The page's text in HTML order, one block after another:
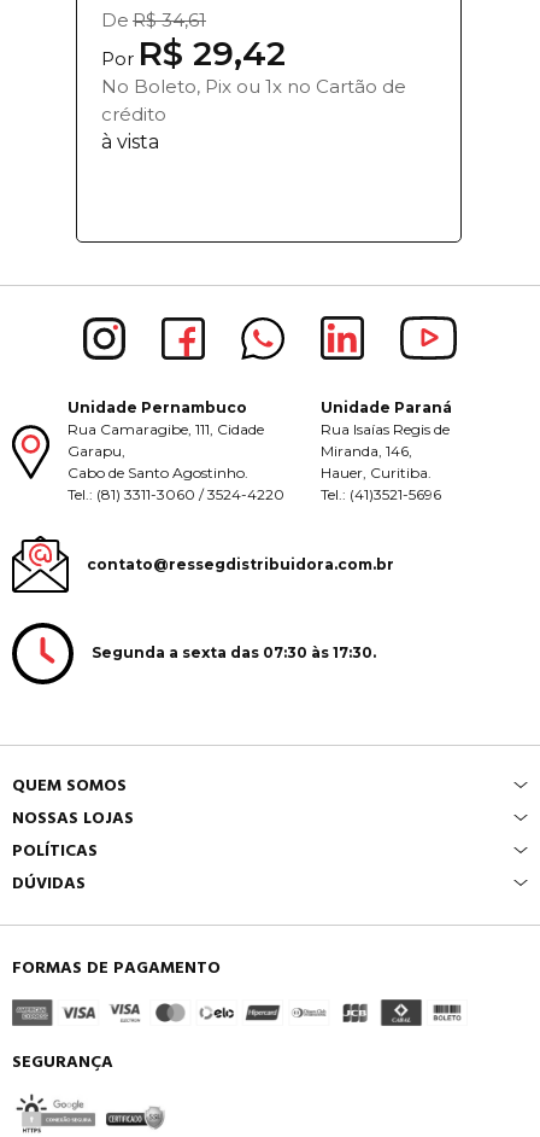
De R$ 34,61
Por R$ 29,42
No Boleto, Pix ou 1x no Cartão de
crédito
à vista
Unidade Pernambuco
Rua Camaragibe, 111, Cidade
Garapu,
Cabo de Santo Agostinho.
Tel.: (81) 3311-3060 / 3524-4220
Unidade Paraná
Rua Isaías Regis de
Miranda, 146,
Hauer, Curitiba.
Tel.: (41)3521-5696
contato@ressegdistribuidora.com.br
Segunda a sexta das 07:30 às 17:30.
QUEM SOMOS
NOSSAS LOJAS
POLÍTICAS
DÚVIDAS
FORMAS DE PAGAMENTO
SEGURANÇA